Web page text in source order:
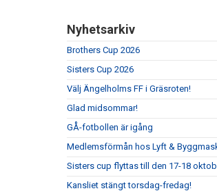
Nyhetsarkiv
Brothers Cup 2026
Sisters Cup 2026
Välj Ängelholms FF i Gräsroten!
Glad midsommar!
GÅ-fotbollen är igång
Medlemsförmån hos Lyft &
Sisters cup flyttas till den 17-18
Kansliet stängt torsdag-fredag!